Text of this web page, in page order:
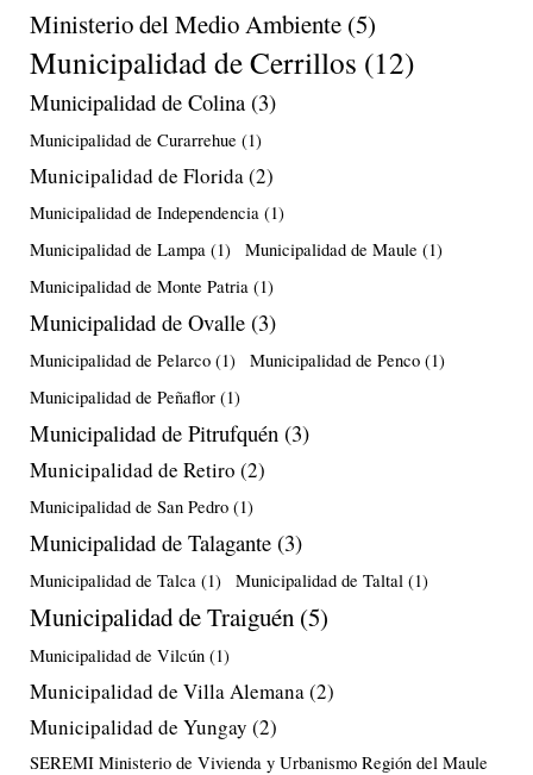
Ministerio del Medio Ambiente (5)
Municipalidad de Cerrillos (12)
Municipalidad de Colina (3)
Municipalidad de Curarrehue (1)
Municipalidad de Florida(2)
Municipalidad de Independencia (1)
Municipalidad de Lampa (1) Municipalidad de Maule (1)
Municipalidad de Monte Patria (1)
Municipalidad de Ovalle (3)
Municipalidad de Pelarco (1) Municipalidad de Penco (1)
Municipalidad de Peñaflor (1)
Municipalidad de Pitrufquén (3)
Municipalidad de Retiro (2)
Municipalidad de San Pedro (1)
Municipalidad de Talagante (3)
Municipalidad de Talca (1) Municipalidad de Taltal (1)
Municipalidad de Traiguén (5)
Municipalidad de Vilcún (1)
Municipalidad de Villa Alemana(2)
Municipalidad de Yungay (2)
SEREMI Ministerio de Vivienda y Urbanismo Región del Maule